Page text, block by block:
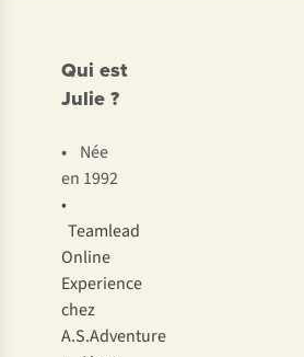
Qui est
Julie ?
• Née
en 1992
•
Teamlead
Online
Experience
chez
A.S.Adventure